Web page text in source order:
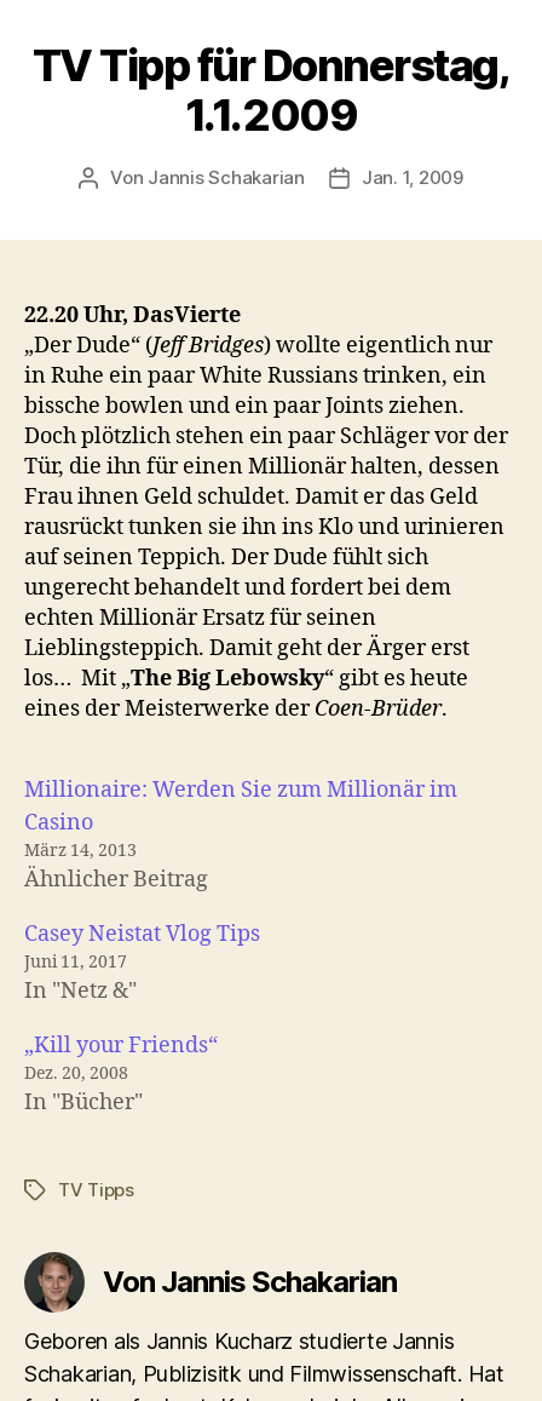
TV Tipp für Donnerstag,
1.1.2009
Beitragsautor
Von Jannis Schakarian Jan. 1, 2009
22.20 Uhr, DasVierte
„Der Dude“ (Jeff Bridges) wollte eigentlich nur
in Ruhe ein paar White Russians trinken, ein
bissche bowlen und ein paar Joints ziehen.
Doch plötzlich stehen ein paar Schläger vor der
Tür, die ihn für einen Millionär halten, dessen
Frau ihnen Geld schuldet. Damit er das Geld
rausrückt tunken sie ihn ins Klo und urinieren
auf seinen Teppich. Der Dude fühlt sich
ungerecht behandelt und fordert bei dem
echten Millionär Ersatz für seinen
Lieblingsteppich. Damit geht der Ärger erst
los… Mit „The Big Lebowsky“ gibt es heute
eines der Meisterwerke derCoen-Brüder.
Millionaire: Werden Sie zum Millionär im
Casino
März 14, 2013
Ähnlicher Beitrag
Casey Neistat Vlog Tips
Juni 11, 2017
In "Netz &"
„Kill your Friends“
Dez. 20, 2008
In "Bücher"
Schlagwörter
TV Tipps
Von Jannis Schakarian
Geboren als Jannis Kucharz studierte Jannis
Schakarian, Publizisitk und Filmwissenschaft. Hat